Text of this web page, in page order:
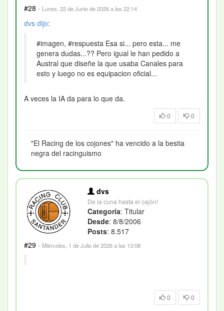
#28 · Lunes, 22 de Junio de 2026 a las 22:14
dvs dijo:
#imagen, #respuesta Esa si... pero esta... me
genera dudas...?? Pero igual le han pedido a
Austral que diseñe la que usaba Canales para
esto y luego no es equipacion oficial...
A veces la IA da para lo que da.
0 0
"El Racing de los cojones" ha vencido a la bestia
negra del racinguismo
dvs
De la cuna hasta el cajón!
Categoría: Titular
Desde: 8/8/2006
Posts: 8.517
#29 · Miércoles, 1 de Julio de 2026 a las 13:08
0 0